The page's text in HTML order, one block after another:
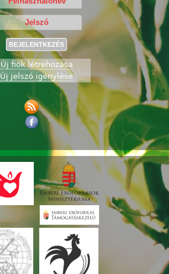
Új fiók létrehozása
Új jelszó igénylése